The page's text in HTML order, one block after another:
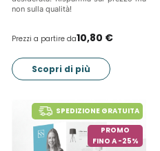
non sulla qualità!
Prezzi a partire da10,80 €
Scopri di più
SPEDIZIONE GRATUITA
PROMO
FINO A -25%